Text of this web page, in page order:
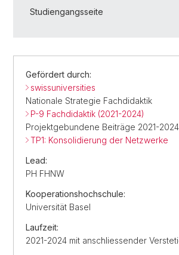
Studiengangsseite
Gefördert durch:
swissuniversities
Nationale Strategie Fachdidaktik
P-9 Fachdidaktik (2021-2024)
Projektgebundene Beiträge 2021-2024
TP1: Konsolidierung der Netzwerke
Lead:
PH FHNW
Kooperationshochschule:
Universität Basel
Laufzeit:
2021-2024 mit anschliessender